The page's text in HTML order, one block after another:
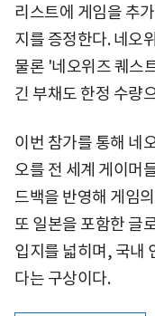
리스트에 게임을 추
지를 증정한다. 네오
물론 '네오위즈 퀘스
긴 부채도 한정 수량
이번 참가를 통해 네
오를 전 세계 게이머
드백을 반영해 게임
또 일본을 포함한 글
입지를 넓히며, 국내
다는 구상이다.